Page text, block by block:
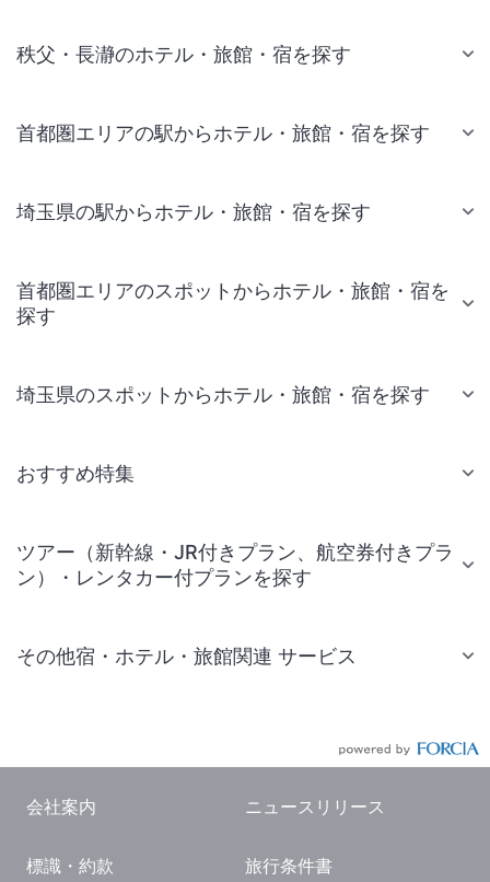
秩父・長瀞のホテル・旅館・宿を探す
首都圏エリアの駅からホテル・旅館・宿を探す
埼玉県の駅からホテル・旅館・宿を探す
首都圏エリアのスポットからホテル・旅館・宿を
探す
埼玉県のスポットからホテル・旅館・宿を探す
おすすめ特集
ツアー（新幹線・JR付きプラン、航空券付きプラ
ン）・レンタカー付プランを探す
その他宿・ホテル・旅館関連 サービス
国内観光ガイド
会社案内 ニュースリリース
標識・約款 旅行条件書